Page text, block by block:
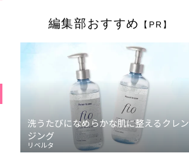
編集部おすすめ 【PR】
洗うたびになめらかな肌に整えるクレン
ジング
リベルタ